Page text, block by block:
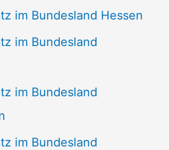
im Bundesland Hessen
im Bundesland
im Bundesland
im Bundesland